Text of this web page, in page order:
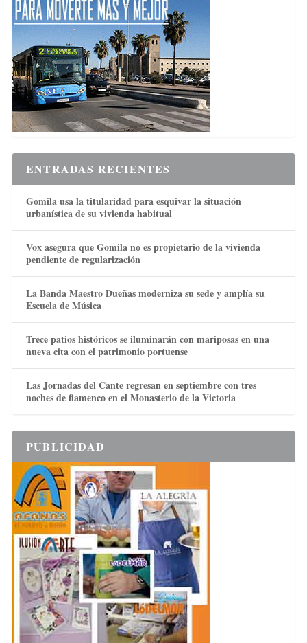
ENTRADAS RECIENTES
Gomila usa la titularidad para esquivar la situación
urbanística de su vivienda habitual
Vox asegura que Gomila no es propietario de la vivienda
pendiente de regularización
La Banda Maestro Dueñas moderniza su sede y amplía su
Escuela de Música
Trece patios históricos se iluminarán con mariposas en una
nueva cita con el patrimonio portuense
Las Jornadas del Cante regresan en septiembre con tres
noches de flamenco en el Monasterio de la Victoria
PUBLICIDAD